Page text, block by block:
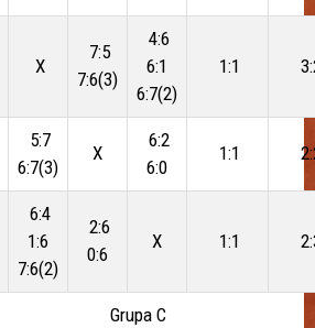
X
7:5
7:6(3)
4:6
6:1
6:7(2)
1:1
5:7
6:7(3)
X
6:2
6:0
1:1
6:4
1:6
7:6(2)
2:6
0:6
X 1:1
Grupa C